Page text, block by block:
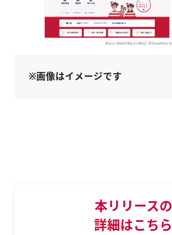
※画像はイメージです
本リリースの
詳細はこちら